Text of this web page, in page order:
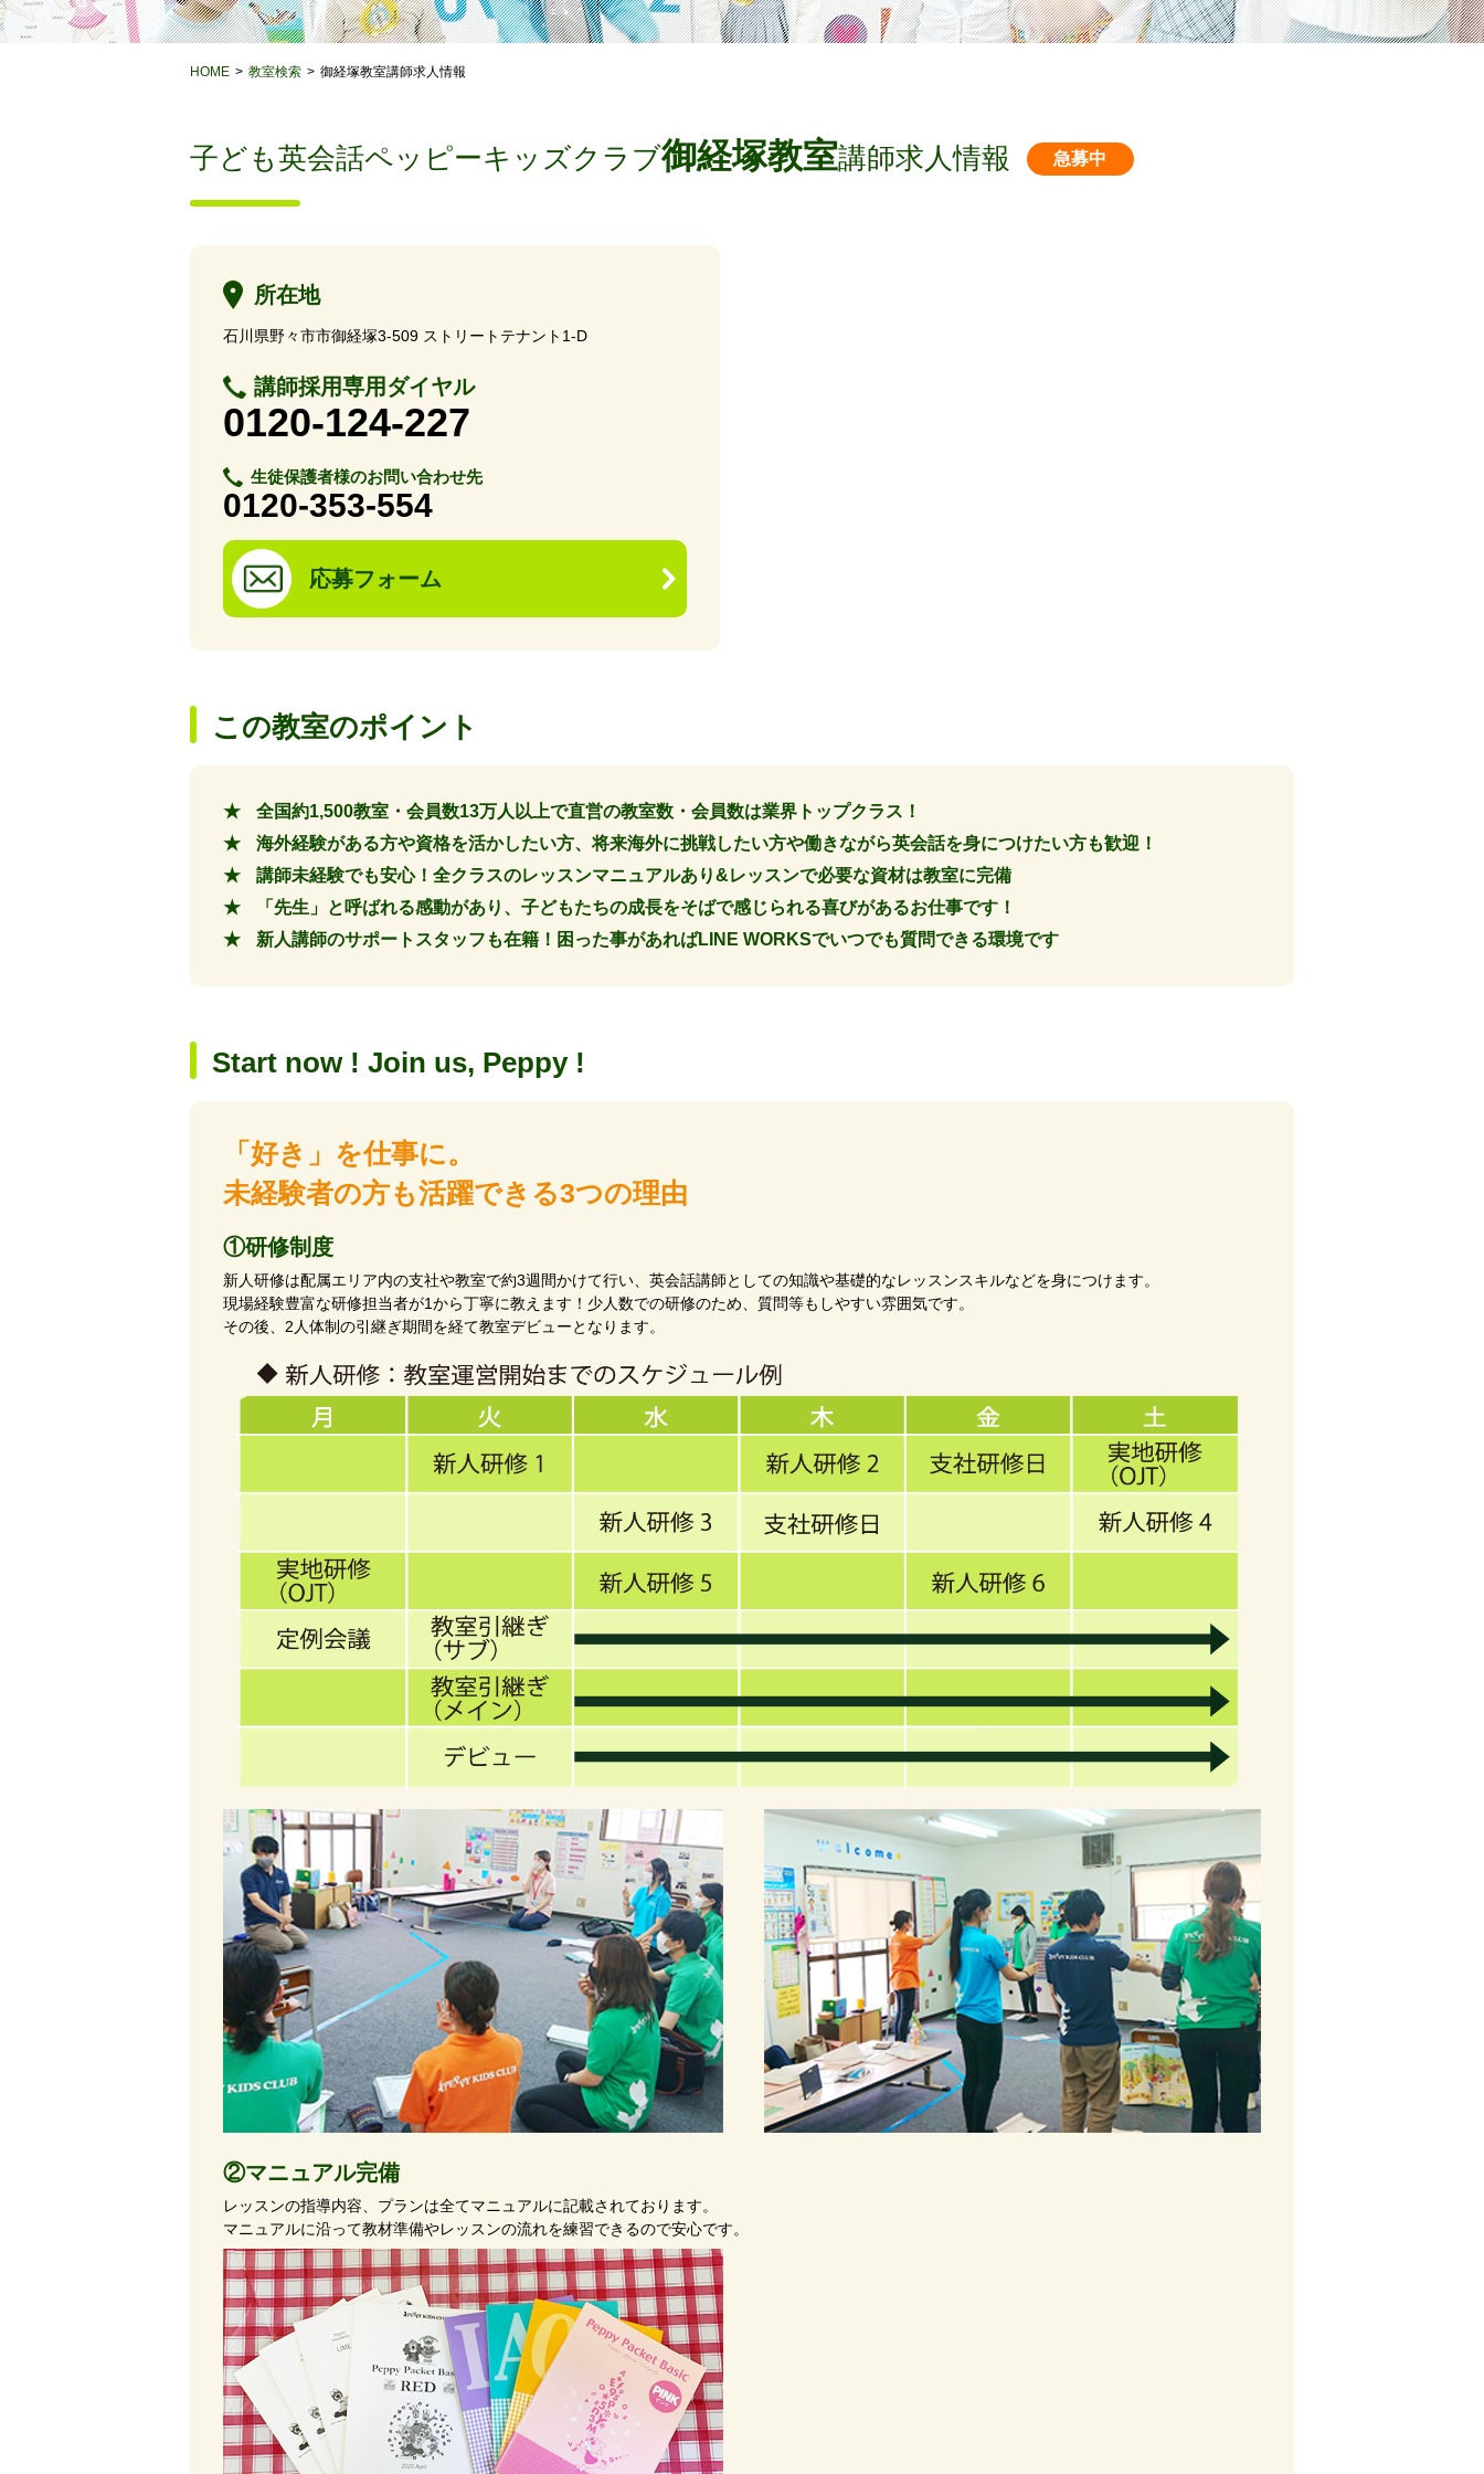
HOME 教室検索 御経塚教室講師求人情報
子ども英会話ペッピーキッズクラブ御経塚教室講師求人情報 急募中
所在地
石川県野々市市御経塚3-509 ストリートテナント1-D
講師採用専用ダイヤル
0120-124-227
生徒保護者様のお問い合わせ先
0120-353-554
応募フォーム
この教室のポイント
全国約1,500教室・会員数13万人以上で直営の教室数・会員数は業界トップクラス！
海外経験がある方や資格を活かしたい方、将来海外に挑戦したい方や働きながら英会話を身につけたい方も歓迎！
講師未経験でも安心！全クラスのレッスンマニュアルあり&レッスンで必要な資材は教室に完備
「先生」と呼ばれる感動があり、子どもたちの成長をそばで感じられる喜びがあるお仕事です！
新人講師のサポートスタッフも在籍！困った事があればLINE WORKSでいつでも質問できる環境です
Start now ! Join us, Peppy !
「好き」を仕事に。
未経験者の方も活躍できる3つの理由
①研修制度
新人研修は配属エリア内の支社や教室で約3週間かけて行い、英会話講師としての知識や基礎的なレッスンスキルなどを身につけます。
現場経験豊富な研修担当者が1から丁寧に教えます！少人数での研修のため、質問等もしやすい雰囲気です。
その後、2人体制の引継ぎ期間を経て教室デビューとなります。
②マニュアル完備
レッスンの指導内容、プランは全てマニュアルに記載されております。
マニュアルに沿って教材準備やレッスンの流れを練習できるので安心です。